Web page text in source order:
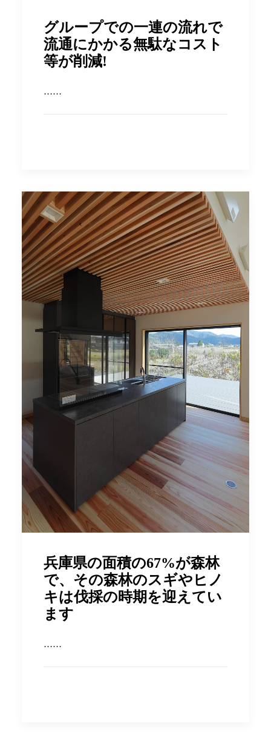
グループでの一連の流れで
流通にかかる無駄なコスト
等が削減!
……
兵庫県の面積の67%が森林
で、その森林のスギやヒノ
キは伐採の時期を迎えてい
ます
……